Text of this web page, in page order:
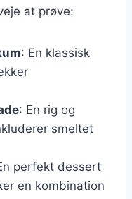
at prøve:
: En klassisk
: En rig og
smeltet
perfekt dessert
en kombination